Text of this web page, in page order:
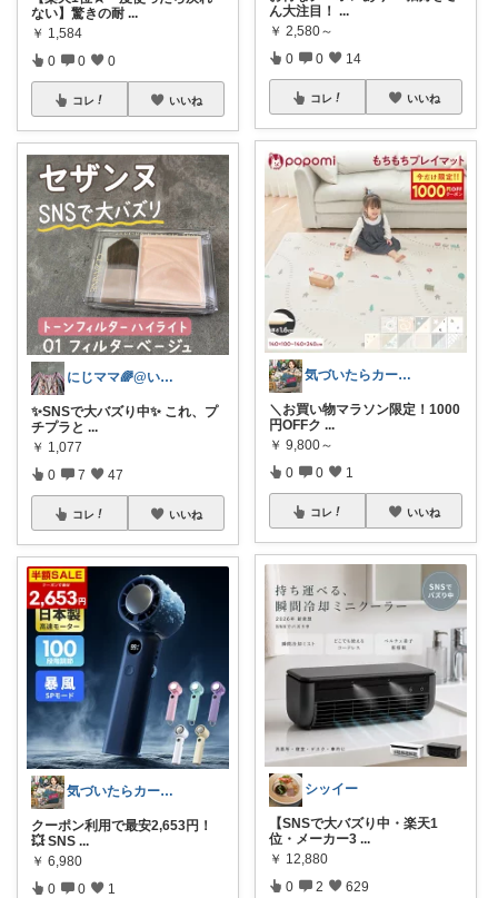
ない】驚きの耐 ...
￥ 1,584
0 0 0
コレ いいね
にじママ🌈@いつもありがとうございます
✨SNSで大バズり中✨ これ、プ
チプラと ...
￥ 1,077
0 7 47
コレ いいね
気づいたらカート民
クーポン利用で最安2,653円！
💥 SNS ...
￥ 6,980
0 0 1
ん大注目！ ...
￥ 2,580～
0 0 14
コレ いいね
気づいたらカート民
＼お買い物マラソン限定！1000
円OFFク ...
￥ 9,800～
0 0 1
コレ いいね
シッイー
【SNSで大バズり中・楽天1
位・メーカー3 ...
￥ 12,880
0 2 629